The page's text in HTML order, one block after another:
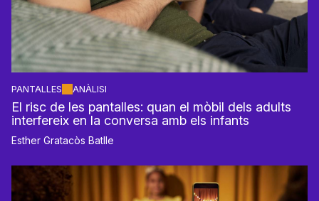
PANTALLES ANÀLISI
El risc de les pantalles: quan el mòbil dels adults
interfereix en la conversa amb els infants
Esther Gratacòs Batlle